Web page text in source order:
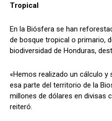
Tropical
En la Biósfera se han
de bosque tropical o primario,
biodiversidad de Honduras,
«Hemos realizado un cálculo
esa parte del territorio de la
millones de dólares en divisas
reiteró.